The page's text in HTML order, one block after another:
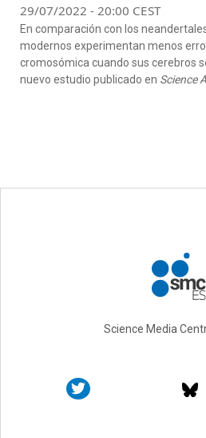
29/07/2022 - 20:00 CEST
En comparación con los
modernos experimentan menos
cromosómica cuando sus cerebros
nuevo estudio publicado en Science
Suscribirse a
Science Media